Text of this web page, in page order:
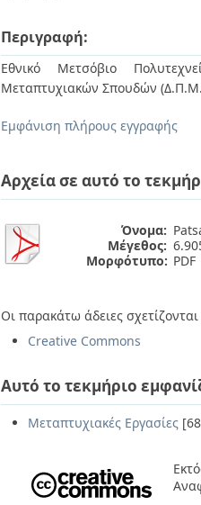
Περιγραφή:
Εθνικό Μετσόβιο
Μεταπτυχιακών Σπουδών
Εμφάνιση πλήρους εγγραφής
Αρχεία σε αυτό το
Όνομα:
Μέγεθος:
Μορφότυπο: PDF
Οι παρακάτω άδειες
Creative Commons
Αυτό το τεκμήριο
Μεταπτυχιακές Εργασίες